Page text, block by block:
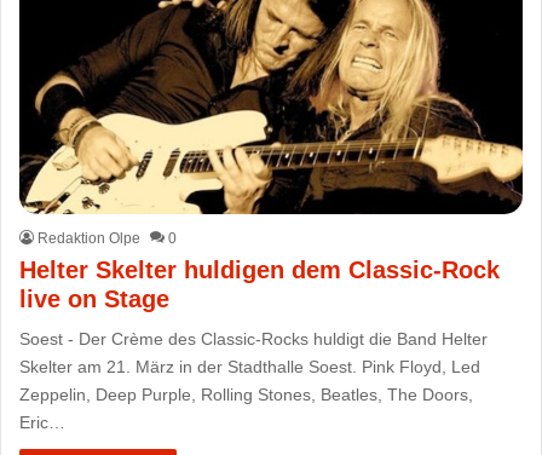
Redaktion Olpe 0
Helter Skelter huldigen dem Classic-Rock
live on Stage
Soest - Der Crème des Classic-Rocks huldigt die Band Helter
Skelter am 21. März in der Stadthalle Soest. Pink Floyd, Led
Zeppelin, Deep Purple, Rolling Stones, Beatles, The Doors,
Eric…